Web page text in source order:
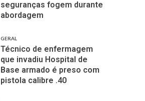
seguranças fogem durante
abordagem
GERAL
Técnico de enfermagem
que invadiu Hospital de
Base armado é preso com
pistola calibre .40